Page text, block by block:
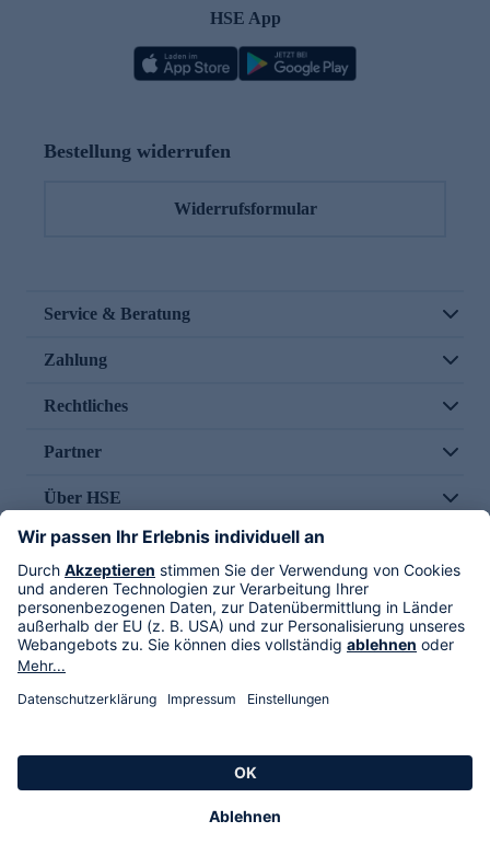
HSE App
Bestellung widerrufen
Widerrufsformular
Service & Beratung
Zahlung
Rechtliches
Partner
Über HSE
Im TV
HSE International